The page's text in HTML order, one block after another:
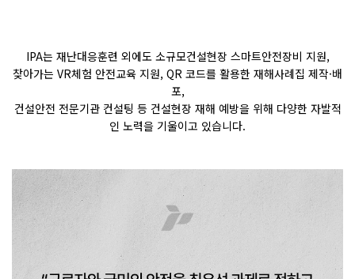
IPA는 재난대응훈련 외에도 소규모건설현장 스마트안전장비 지원,
찾아가는 VR체험 안전교육 지원, QR 코드를 활용한 재해사례집 제작·배
포,
건설안전 전문기관 컨설팅 등 건설현장 재해 예방을 위해 다양한 자발적
인 노력을 기울이고 있습니다.